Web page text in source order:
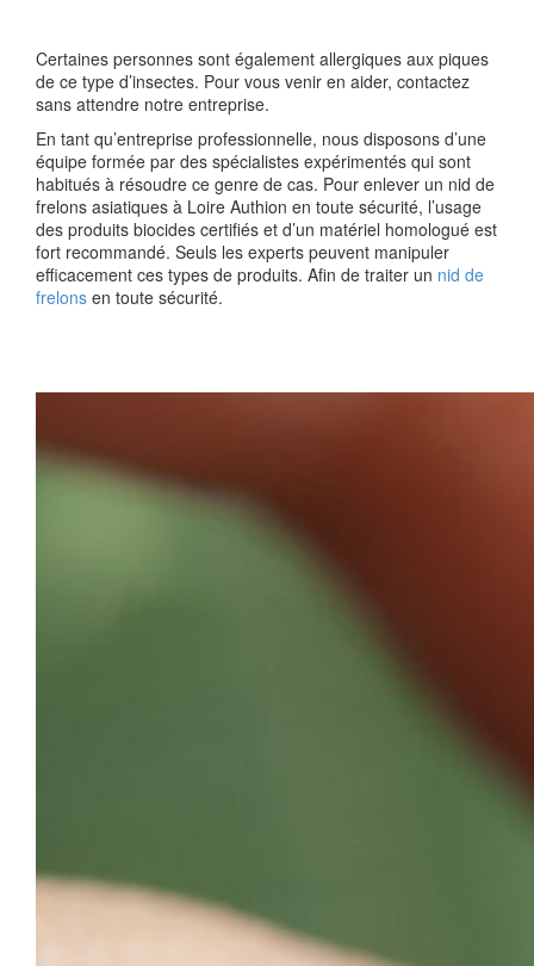
Certaines personnes sont également allergiques aux piques
de ce type d’insectes. Pour vous venir en aider, contactez
sans attendre notre entreprise.
En tant qu’entreprise professionnelle, nous disposons d’une
équipe formée par des spécialistes expérimentés qui sont
habitués à résoudre ce genre de cas. Pour enlever un nid de
frelons asiatiques à Loire Authion en toute sécurité, l’usage
des produits biocides certifiés et d’un matériel homologué est
fort recommandé. Seuls les experts peuvent manipuler
efficacement ces types de produits. Afin de traiter un nid de
frelons en toute sécurité.